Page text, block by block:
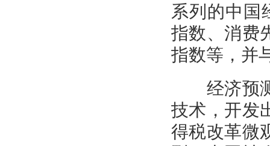
系列的中国
指数、消费
指数等，并
经济预测
技术，开发
得税改革微